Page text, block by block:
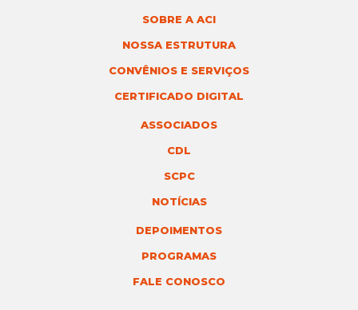
SOBRE A ACI
NOSSA ESTRUTURA
CONVÊNIOS E SERVIÇOS
CERTIFICADO DIGITAL
ASSOCIADOS
CDL
SCPC
NOTÍCIAS
DEPOIMENTOS
PROGRAMAS
FALE CONOSCO